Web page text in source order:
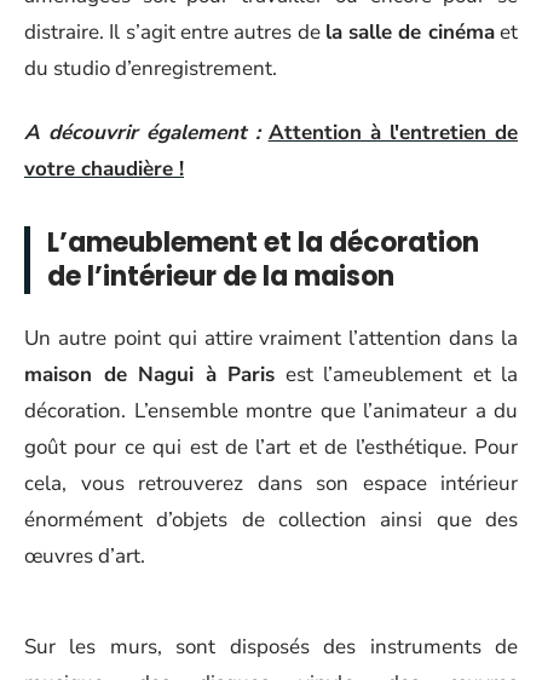
distraire. Il s’agit entre autres de la salle de cinémaet
du studio d’enregistrement.
A découvrir également : Attention à l'entretien de
votre chaudière !
L’ameublement et la décoration
de l’intérieur de la maison
Un autre point qui attire vraiment l’attention dans la
maison de Nagui à Paris est l’ameublement et la
décoration. L’ensemble montre que l’animateur a du
goût pour ce qui est de l’art et de l’esthétique. Pour
cela, vous retrouverez dans son espace intérieur
énormément d’objets de collection ainsi que des
œuvres d’art.
Sur les murs, sont disposés des instruments de